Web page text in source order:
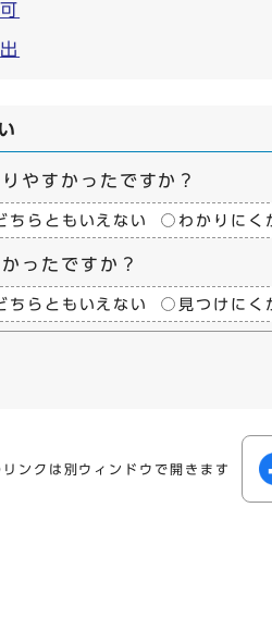
やすかったですか？
ちらともいえない わかりにく
ったですか？
ちらともいえない 見つけにく
ンクは別ウィンドウで開きます